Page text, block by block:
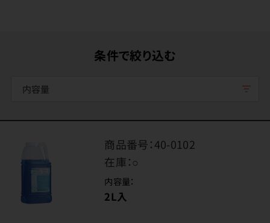
条件で絞り込む
内容量
商品番号：40-0102
在庫：○
内容量：
2L入